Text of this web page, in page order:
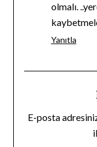
olmalı.
Yanıtla
E-posta